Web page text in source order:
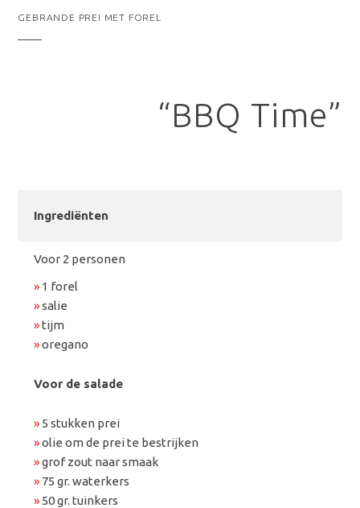
GEBRANDE PREI MET FOREL
“BBQ Time”
Ingrediënten
Voor 2 personen
» 1 forel
»salie
»tijm
»oregano
Voor de salade
» 5 stukken prei
»olie om de prei te bestrijken
»grof zout naar smaak
» 75 gr. waterkers
» 50 gr. tuinkers